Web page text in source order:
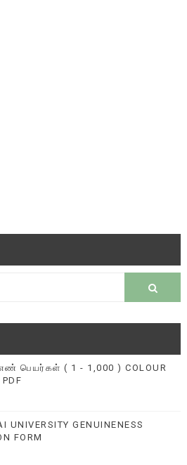
பெயர்கள் ( 1 - 1,000 ) COLOUR
UNIVERSITY GENUINENESS
FORM